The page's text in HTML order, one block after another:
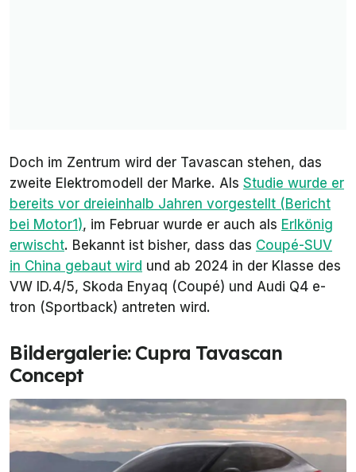
Doch im Zentrum wird der Tavascan stehen, das
zweite Elektromodell der Marke. Als Studie wurde er
bereits vor dreieinhalb Jahren vorgestellt (Bericht
bei Motor1 ), im Februar wurde er auch als Erlkönig
erwischt. Bekannt ist bisher, dass das Coupé-SUV
in China gebaut wird und ab 2024 in der Klasse des
VW ID.4/5, Skoda Enyaq (Coupé) und Audi Q4 e-
tron (Sportback) antreten wird.
Bildergalerie: Cupra Tavascan
Concept